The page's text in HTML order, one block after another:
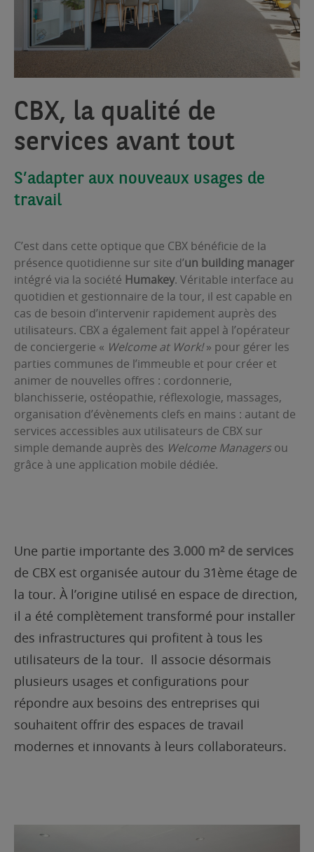
CBX, la qualité de
services avant tout
S’adapter aux nouveaux usages de
travail
C’est dans cette optique que CBX bénéficie de la
présence quotidienne sur site d’un building manager
intégré via la société Humakey. Véritable interface au
quotidien et gestionnaire de la tour, il est capable en
cas de besoin d’intervenir rapidement auprès des
utilisateurs. CBX a également fait appel à l’opérateur
de conciergerie « Welcome at Work!» pour gérer les
parties communes de l’immeuble et pour créer et
animer de nouvelles offres : cordonnerie,
blanchisserie, ostéopathie, réflexologie, massages,
organisation d’évènements clefs en mains : autant de
services accessibles aux utilisateurs de CBX sur
simple demande auprès des Welcome Managers ou
grâce à une application mobile dédiée.
Une partie importante des 3.000 m² de services
de CBX est organisée autour du 31ème étage de
la tour. À l’origine utilisé en espace de direction,
il a été complètement transformé pour installer
des infrastructures qui profitent à tous les
utilisateurs de la tour. Il associe désormais
plusieurs usages et configurations pour
répondre aux besoins des entreprises qui
souhaitent offrir des espaces de travail
modernes et innovants à leurs collaborateurs.